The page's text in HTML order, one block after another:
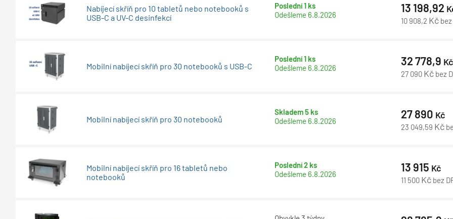
Nabíjecí skříň pro 10 tabletů nebo notebooků s
USB-C a UV-C desinfekcí
Poslední 1 ks
Odešleme 6.8.2026
13 198,92
10 908,2 Kč
Mobilní nabíjecí skříň pro 30 notebooků s USB-C
Poslední 1 ks
Odešleme 6.8.2026
32 778,9 Kč
27 090 Kč bez
Mobilní nabíjecí skříň pro 30 notebooků
Skladem 5 ks
Odešleme 6.8.2026
27 890 Kč
23 049,59 Kč
Mobilní nabíjecí skříň pro 16 tabletů nebo
notebooků
Poslední 2 ks
Odešleme 6.8.2026
13 915 Kč
11 500 Kč bez